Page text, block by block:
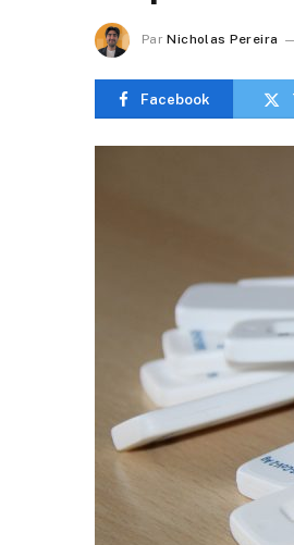
Par Nicholas Pereira
Facebook